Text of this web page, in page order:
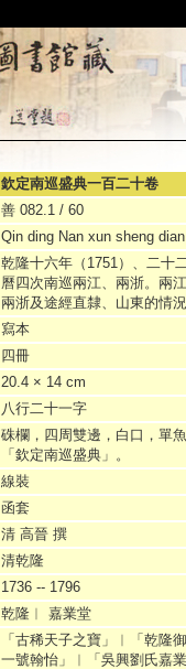
欽定南巡盛典一百二十卷
善 082.1 / 60
Qin ding Nan xun sheng
乾隆十六年（1751）、二十
曆四次南巡兩江、兩浙。兩
兩浙及途經直隸、山東的情
寫本
四冊
20.4 × 14 cm
八行二十一字
硃欄，四周雙邊，白口，單
「欽定南巡盛典」。
線裝
函套
清 高晉 撰
清乾隆
1736 -- 1796
乾隆︱ 嘉業堂
「古稀天子之寶」︱「乾隆
一號翰怡」︱「吳興劉氏嘉